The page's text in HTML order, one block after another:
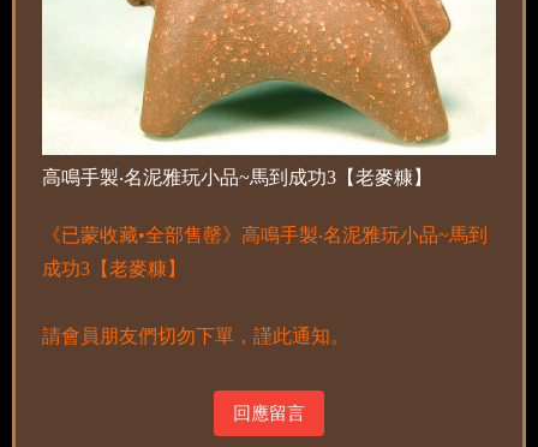
高鳴手製‧名泥雅玩小品~馬到成功3【老麥糠】
《已蒙收藏•全部售罄》高鳴手製‧名泥雅玩小品~馬到
成功3【老麥糠】
請會員朋友們切勿下單，謹此通知。
回應留言